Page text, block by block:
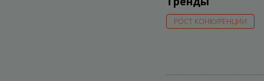
РОСТ КОНКУРЕНЦИИ